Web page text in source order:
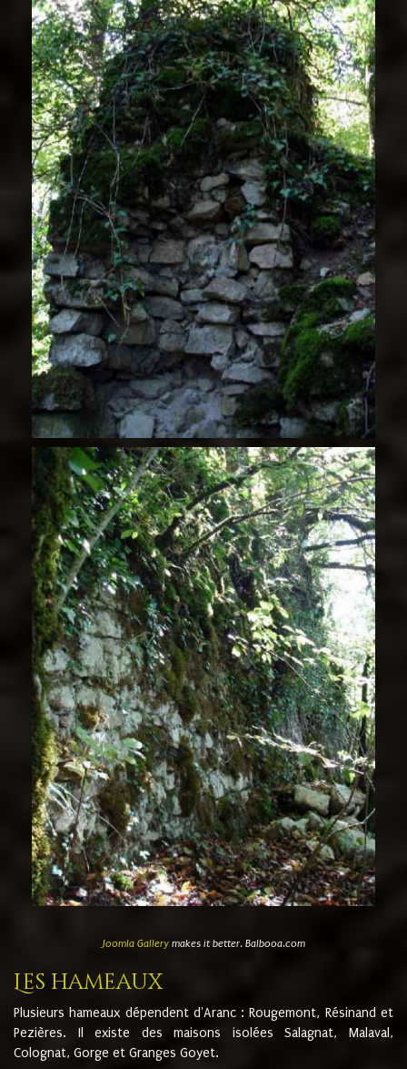
Joomla Gallerymakes it better. Balbooa.com
Les hameaux
Plusieurs hameaux dépendent d'Aranc : Rougemont, Résinand et
Pezières. Il existe des maisons isolées Salagnat, Malaval,
Colognat, Gorge et Granges Goyet.